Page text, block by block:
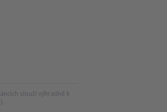
slouží výhradně k